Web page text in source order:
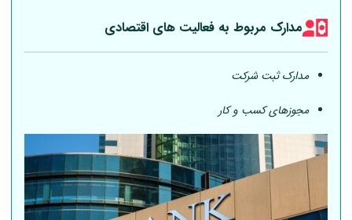
مدارک مربوط به فعالیت های اقتصادی
مدارک ثبت شرکت
مجوزهای کسب و کار